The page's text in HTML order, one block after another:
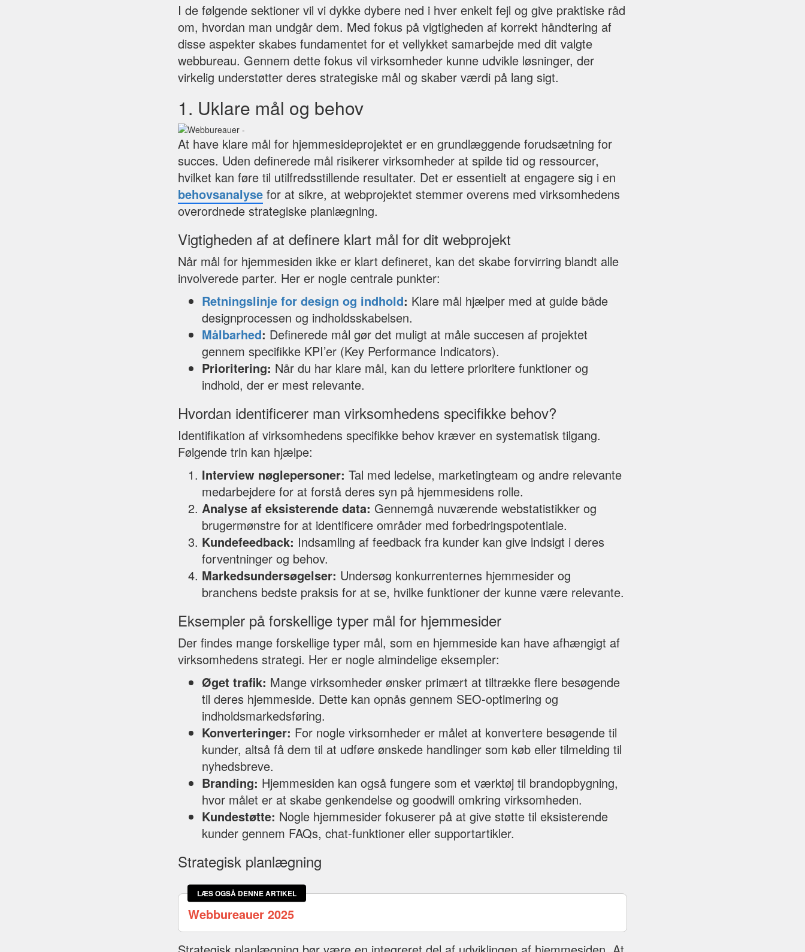
I de følgende sektioner vil vi dykke dybere ned i hver enkelt fejl og give praktiske råd
om, hvordan man undgår dem. Med fokus på vigtigheden af korrekt håndtering af
disse aspekter skabes fundamentet for et vellykket samarbejde med dit valgte
webbureau. Gennem dette fokus vil virksomheder kunne udvikle løsninger, der
virkelig understøtter deres strategiske mål og skaber værdi på lang sigt.
1. Uklare mål og behov
At have klare mål for hjemmesideprojektet er en grundlæggende forudsætning for
succes. Uden definerede mål risikerer virksomheder at spilde tid og ressourcer,
hvilket kan føre til utilfredsstillende resultater. Det er essentielt at engagere sig i en
behovsanalyse for at sikre, at webprojektet stemmer overens med virksomhedens
overordnede strategiske planlægning.
Vigtigheden af at definere klart mål for dit webprojekt
Når mål for hjemmesiden ikke er klart defineret, kan det skabe forvirring blandt alle
involverede parter. Her er nogle centrale punkter:
Retningslinje for design og indhold: Klare mål hjælper med at guide både
designprocessen og indholdsskabelsen.
Målbarhed: Definerede mål gør det muligt at måle succesen af projektet
gennem specifikke KPI’er (Key Performance Indicators).
Prioritering: Når du har klare mål, kan du lettere prioritere funktioner og
indhold, der er mest relevante.
Hvordan identificerer man virksomhedens specifikke behov?
Identifikation af virksomhedens specifikke behov kræver en systematisk tilgang.
Følgende trin kan hjælpe:
Interview nøglepersoner: Tal med ledelse, marketingteam og andre relevante
medarbejdere for at forstå deres syn på hjemmesidens rolle.
Analyse af eksisterende data: Gennemgå nuværende webstatistikker og
brugermønstre for at identificere områder med forbedringspotentiale.
Kundefeedback: Indsamling af feedback fra kunder kan give indsigt i deres
forventninger og behov.
Markedsundersøgelser: Undersøg konkurrenternes hjemmesider og
branchens bedste praksis for at se, hvilke funktioner der kunne være relevante.
Eksempler på forskellige typer mål for hjemmesider
Der findes mange forskellige typer mål, som en hjemmeside kan have afhængigt af
virksomhedens strategi. Her er nogle almindelige eksempler:
Øget trafik: Mange virksomheder ønsker primært at tiltrække flere besøgende
til deres hjemmeside. Dette kan opnås gennem SEO-optimering og
indholdsmarkedsføring.
Konverteringer: For nogle virksomheder er målet at konvertere besøgende til
kunder, altså få dem til at udføre ønskede handlinger som køb eller tilmelding til
nyhedsbreve.
Branding: Hjemmesiden kan også fungere som et værktøj til brandopbygning,
hvor målet er at skabe genkendelse og goodwill omkring virksomheden.
Kundestøtte: Nogle hjemmesider fokuserer på at give støtte til eksisterende
kunder gennem FAQs, chat-funktioner eller supportartikler.
Strategisk planlægning
LÆS OGSÅ DENNE ARTIKEL
Webbureauer 2025